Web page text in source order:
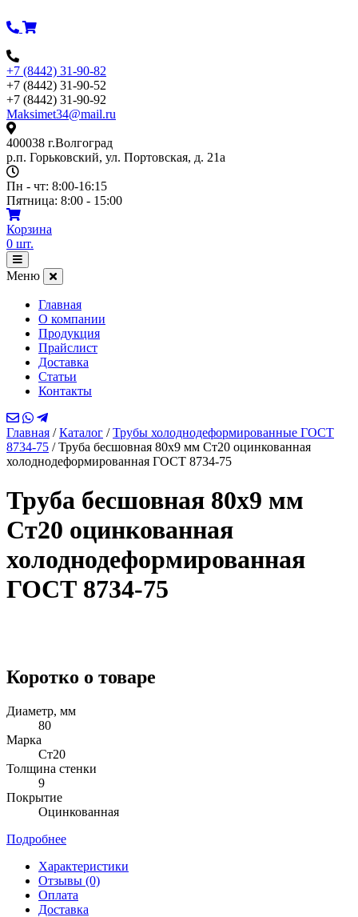
к
+7 (8442) 31-90-82
+7 (8442) 31-90-52
+7 (8442) 31-90-92
Maksimet34@mail.ru
400038 г.Волгоград
р.п. Горьковский, ул. Портовская, д. 21а
Пн - чт: 8:00-16:15
Пятница: 8:00 - 15:00
Корзина
0 шт.
Открыть
меню
Меню
Главная
О компании
Продукция
Прайслист
Доставка
Статьи
Контакты
Главная /Каталог /Трубы холоднодеформированные ГОСТ
8734-75 /Труба бесшовная 80х9 мм Ст20 оцинкованная
холоднодеформированная ГОСТ 8734-75
Труба бесшовная 80х9 мм
Ст20 оцинкованная
холоднодеформированная
ГОСТ 8734-75
Коротко о товаре
Диаметр, мм
80
Марка
Ст20
Толщина стенки
9
Покрытие
Оцинкованная
Подробнее
Характеристики
Отзывы (0)
Оплата
Доставка